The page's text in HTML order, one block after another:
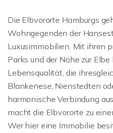
Die Elbvororte Hamburgs
Wohngegenden der
Luxusimmobilien. Mit ihren
Parks und der Nähe zur
Lebensqualität, die
Blankenese, Nienstedten
harmonische Verbindung
macht die Elbvororte zu
Wer hier eine Immobilie